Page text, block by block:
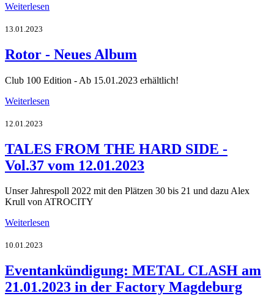
Weiterlesen
13.01.2023
Rotor - Neues Album
Club 100 Edition - Ab 15.01.2023 erhältlich!
Weiterlesen
12.01.2023
TALES FROM THE HARD SIDE -
Vol.37 vom 12.01.2023
Unser Jahrespoll 2022 mit den Plätzen 30 bis 21 und dazu Alex
Krull von ATROCITY
Weiterlesen
10.01.2023
Eventankündigung: METAL CLASH am
21.01.2023 in der Factory Magdeburg